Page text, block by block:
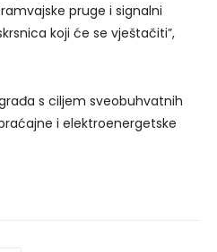
pruge i signalni
koji će se vještačiti”,
s ciljem sveobuhvatnih
i elektroenergetske